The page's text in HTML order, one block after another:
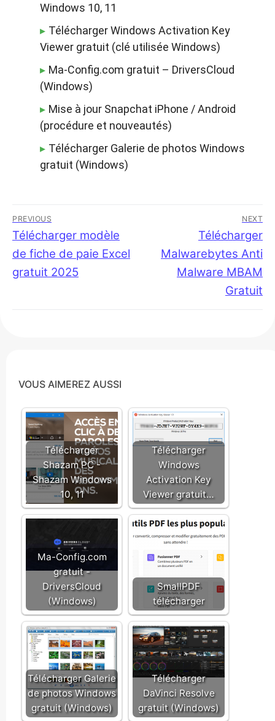
Windows 10, 11
Télécharger Windows Activation Key
Viewer gratuit (clé utilisée Windows)
Ma-Config.com gratuit – DriversCloud
(Windows)
Mise à jour Snapchat iPhone / Android
(procédure et nouveautés)
Télécharger Galerie de photos Windows
gratuit (Windows)
Navigation
de
l’article
PREVIOUS
Previous
post:
Télécharger modèle
de fiche de paie Excel
gratuit 2025
NEXT
Next
post:
Télécharger
Malwarebytes Anti
Malware MBAM
Gratuit
VOUS AIMEREZ AUSSI
Télécharger
Shazam PC -
Shazam Windows
10, 11
Télécharger
Windows
Activation Key
Viewer gratuit…
Ma-Config.com
gratuit -
DriversCloud
(Windows)
SmallPDF
télécharger
Télécharger Galerie
de photos Windows
gratuit (Windows)
Télécharger
DaVinci Resolve
gratuit (Windows)